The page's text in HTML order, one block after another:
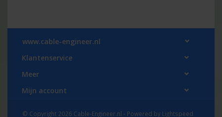
www.cable-engineer.nl
Klantenservice
Meer
Mijn account
© Copyright 2026 Cable-Engineer.nl - Powered by Lightspeed